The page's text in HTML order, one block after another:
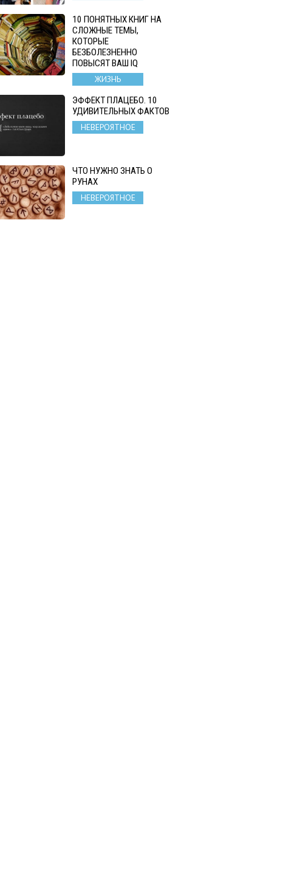
10 ПОНЯТНЫХ КНИГ НА
СЛОЖНЫЕ ТЕМЫ,
КОТОРЫЕ
БЕЗБОЛЕЗНЕННО
ПОВЫСЯТ ВАШ IQ
ЖИЗНЬ
ЭФФЕКТ ПЛАЦЕБО. 10
УДИВИТЕЛЬНЫХ ФАКТОВ
НЕВЕРОЯТНОЕ
ЧТО НУЖНО ЗНАТЬ О
РУНАХ
НЕВЕРОЯТНОЕ